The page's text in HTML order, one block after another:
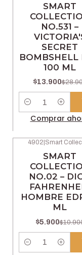
SMART
NO.531 –
SECRET
BOMBSHELL
100 ML
$13.900
Comprar
4902 Smart
SMART
NO.02 –
HOMBRE
ML
$5.900
Cantidad